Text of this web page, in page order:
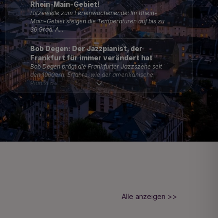
Rhein-Main-Gebiet!
Hitzewelle zum Ferienwochenende: Im Rhein-
Main-Gebiet steigen die Temperaturen auf bis zu
36 Grad. A...
Bob Degen: Der Jazzpianist, der
Frankfurt für immer verändert hat
Bob Degen prägt die Frankfurter Jazzszene seit
den 1960ern. Erfahre, wie der amerikanische
Pianist a...
Leylaland in Praunheim: Reality-Star
Leyla Heiter eröffnet ihren eigenen
Penny-Markt
Reality-Star Leyla Heiter hat in Frankfurt-
Praunheim die Penny-Filiale „Leylaland
Die Straßburger Straße in Frankfurt bleibt bis 1.
Alle anzeigen >>